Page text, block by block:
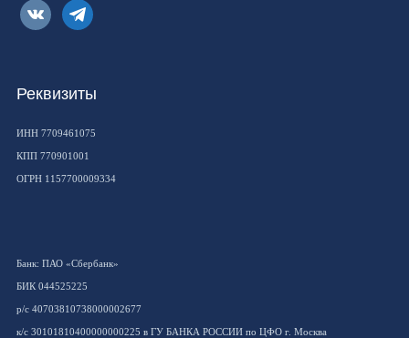
vkontaktetelegram
Реквизиты
ИНН 7709461075
КПП 770901001
ОГРН 1157700009334
Банк: ПАО «Сбербанк»
БИК 044525225
р/с 40703810738000002677
к/с 30101810400000000225 в ГУ БАНКА РОССИИ по ЦФО г. Москва